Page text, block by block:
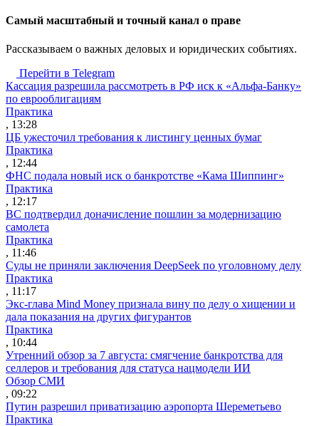
Cамый масштабный и точный канал о праве
Рассказываем о важных деловых и юридических событиях.
Перейти в Telegram
Кассация разрешила рассмотреть в РФ иск к «Альфа-Банку»
по еврооблигациям
Практика
, 13:28
ЦБ ужесточил требования к листингу ценных бумаг
Практика
, 12:44
ФНС подала новый иск о банкротстве «Кама Шиппинг»
Практика
, 12:17
ВС подтвердил доначисление пошлин за модернизацию
самолета
Практика
, 11:46
Суды не приняли заключения DeepSeek по уголовному делу
Практика
, 11:17
Экс-глава Mind Money признала вину по делу о хищении и
дала показания на других фигурантов
Практика
, 10:44
Утренний обзор за 7 августа: смягчение банкротства для
селлеров и требования для статуса нацмодели ИИ
Обзор СМИ
, 09:22
Путин разрешил приватизацию аэропорта Шереметьево
Практика